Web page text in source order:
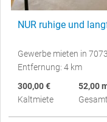
NUR ruhige und
Gewerbe mieten in
Entfernung: 4 km
300,00 €
Kaltmiete
52,00